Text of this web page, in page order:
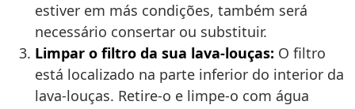
estiver em más condições, também será
necessário consertar ou substituir.
Limpar o filtro da sua lava-louças: O filtro
está localizado na parte inferior do interior da
lava-louças. Retire-o e limpe-o com água